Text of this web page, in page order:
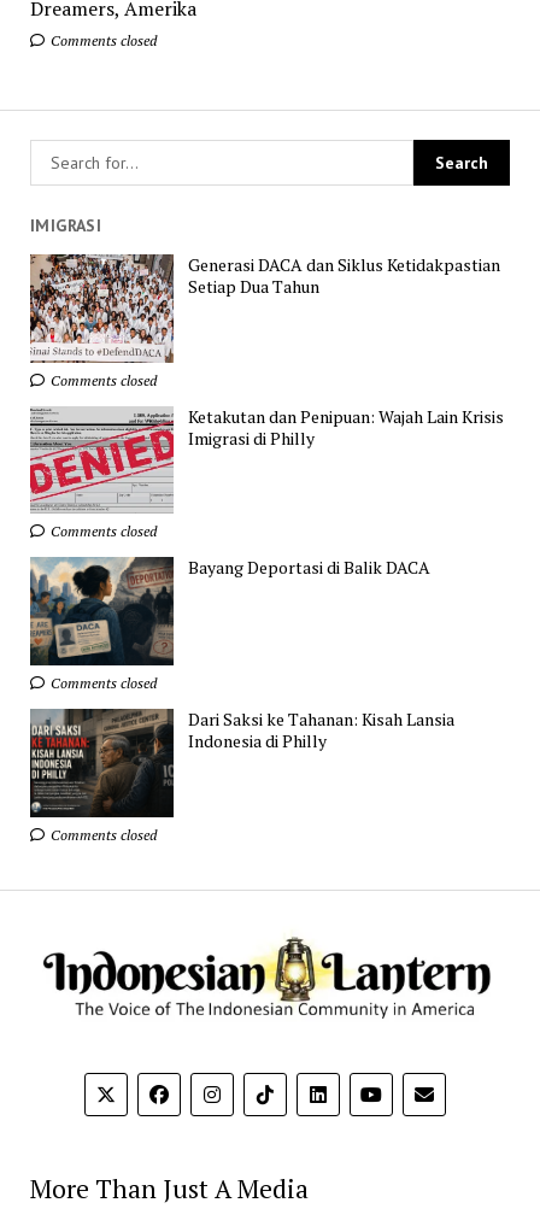
Dreamers, Amerika
Comments closed
IMIGRASI
Generasi DACA dan Siklus Ketidakpastian
Setiap Dua Tahun
Comments closed
Ketakutan dan Penipuan: Wajah Lain Krisis
Imigrasi di Philly
Comments closed
Bayang Deportasi di Balik DACA
Comments closed
Dari Saksi ke Tahanan: Kisah Lansia
Indonesia di Philly
Comments closed
More Than Just A Media